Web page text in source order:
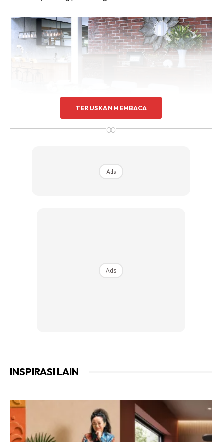
untuk kediaman anda.
Rahsia dari IMPIANA, download sekarang di
Pereka juga mengilhamkan reka bentuk kabinet yang
praktikal, kemas dan mengutamakan peletakan
perkakasan dan peralatan dapur untuk kegunaan harian
TERUSKAN MEMBACA
∞
Ads
Ads
INSPIRASI LAIN